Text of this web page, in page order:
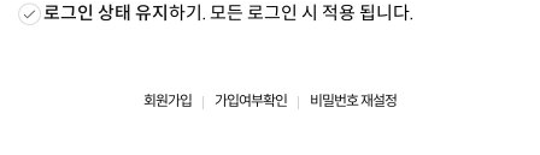
로그인 상태 유지하기. 모든 로그인 시 적용 됩니다.
회원가입 가입여부확인 비밀번호 재설정